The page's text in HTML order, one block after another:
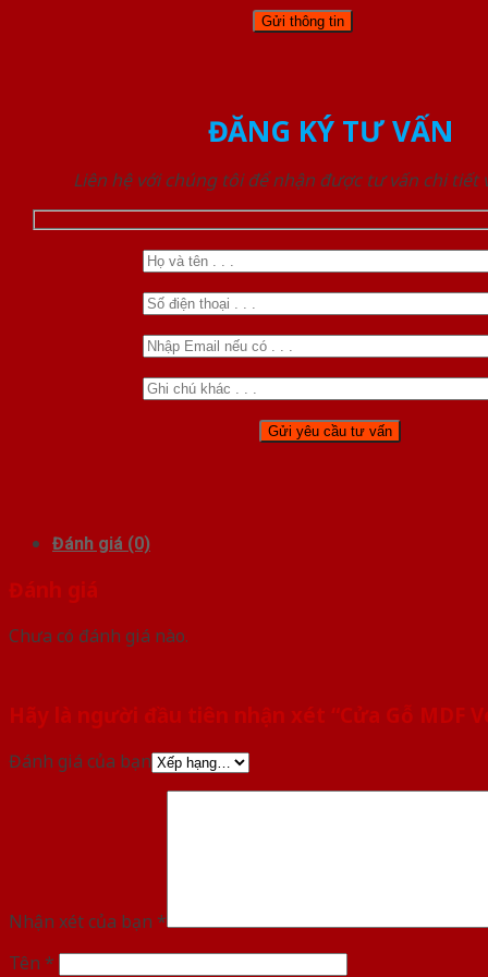
ĐĂNG KÝ TƯ VẤN
Liên hệ với chúng tôi để nhận được tư vấn chi tiết
Đánh giá (0)
Đánh giá
Chưa có đánh giá nào.
Hãy là người đầu tiên nhận xét “Cửa Gỗ MDF
Đánh giá của bạn
Nhận xét của bạn *
Tên *